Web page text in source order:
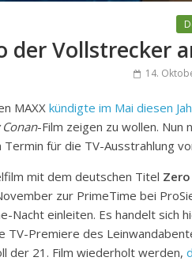
der Vollstrecker
14.
MAXX kündigte im Mai diesen
-Film zeigen zu wollen. Nun
Termin für die TV-Ausstrahlung
mit dem deutschen Titel
zur PrimeTime bei
Nacht einleiten. Es handelt sich
TV-Premiere des
der 21. Film wiederholt werden,